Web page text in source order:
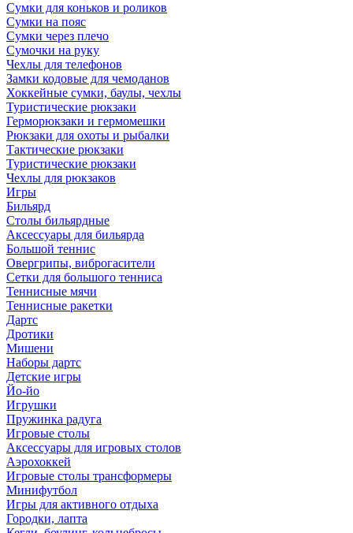
Сумки для коньков и роликов
Сумки на пояс
Сумки через плечо
Сумочки на руку
Чехлы для телефонов
Замки кодовые для чемоданов
Хоккейные сумки, баулы, чехлы
Туристические рюкзаки
Герморюкзаки и гермомешки
Рюкзаки для охоты и рыбалки
Тактические рюкзаки
Туристические рюкзаки
Чехлы для рюкзаков
Игры
Бильярд
Столы бильярдные
Аксессуары для бильярда
Большой теннис
Овергрипы, виброгасители
Сетки для большого тенниса
Теннисные мячи
Теннисные ракетки
Дартс
Дротики
Мишени
Наборы дартс
Детские игры
Йо-йо
Игрушки
Пружинка радуга
Игровые столы
Аксессуары для игровых столов
Аэрохоккей
Игровые столы трансформеры
Минифутбол
Игры для активного отдыха
Городки, лапта